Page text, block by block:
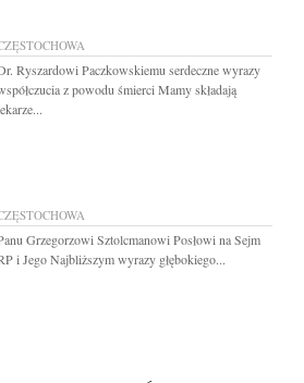
Ryszardowi Paczkowskiemu serdeczne wyrazy
z powodu śmierci Mamy składają
Grzegorzowi Sztolcmanowi Posłowi na Sejm
i Jego Najbliższym wyrazy głębokiego...